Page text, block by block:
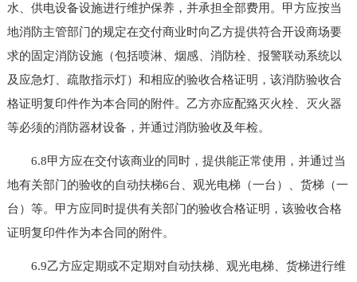
水、供电设备设施进行维护保养，并承担全部费用。甲方应按当
地消防主管部门的规定在交付商业时向乙方提供符合开设商场要
求的固定消防设施（包括喷淋、烟感、消防栓、报警联动系统以
及应急灯、疏散指示灯）和相应的验收合格证明，该消防验收合
格证明复印件作为本合同的附件。乙方亦应配臵灭火栓、灭火器
等必须的消防器材设备，并通过消防验收及年检。
6.8甲方应在交付该商业的同时，提供能正常使用，并通过当
地有关部门的验收的自动扶梯6台、观光电梯（一台）、货梯（一
台）等。甲方应同时提供有关部门的验收合格证明，该验收合格
证明复印件作为本合同的附件。
6.9乙方应定期或不定期对自动扶梯、观光电梯、货梯进行维